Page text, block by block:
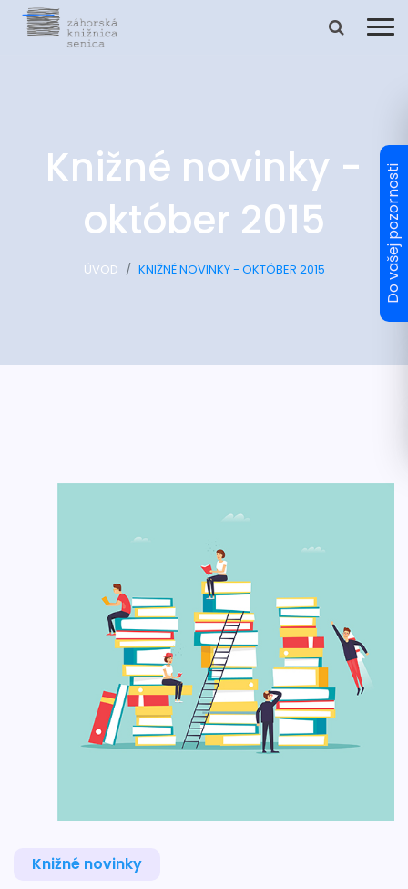
Knižné novinky -
október 2015
ÚVOD KNIŽNÉ NOVINKY - OKTÓBER 2015
Knižné novinky